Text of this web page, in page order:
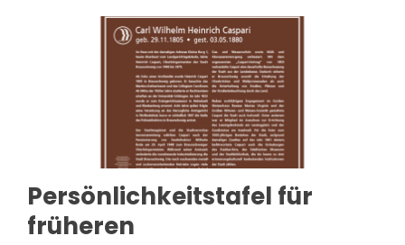
Persönlichkeitstafel für
früheren